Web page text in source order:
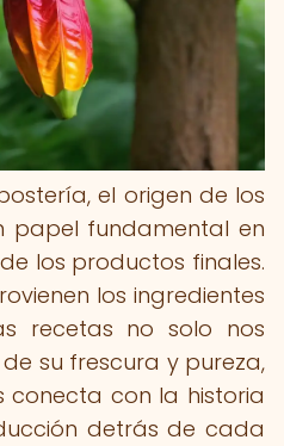
el origen de los
papel fundamental en
los productos finales.
los ingredientes
recetas no solo nos
su frescura y pureza,
conecta con la historia
detrás de cada